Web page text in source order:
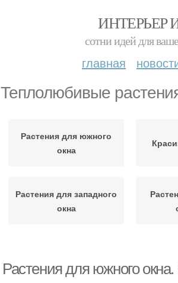
ИНТЕРЬЕР
сотни идей для
главная
Теплолюбивые
Растения для южного
окна
Растения для западного
окна
Растения для южного